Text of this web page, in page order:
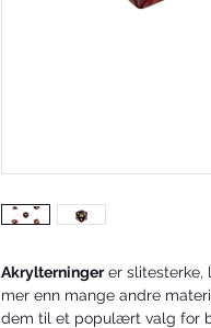
Akrylterninger er slitesterke,
mer enn mange andre
dem til et populært valg for